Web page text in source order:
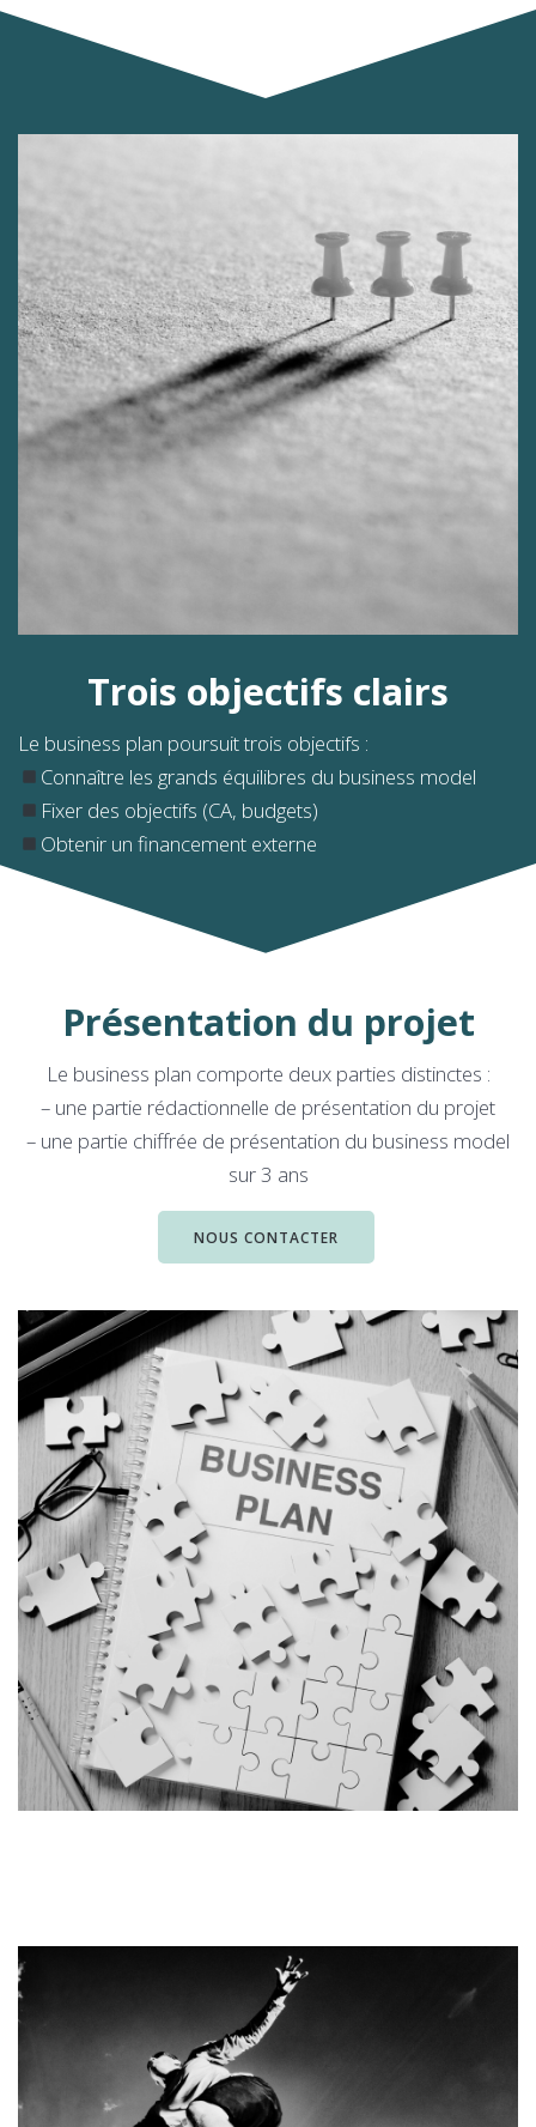
Trois objectifs clairs
Le business plan poursuit trois objectifs :
Connaître les grands équilibres du business model
Fixer des objectifs (CA, budgets)
Obtenir un financement externe
Présentation du projet
Le business plan comporte deux parties distinctes :
– une partie rédactionnelle de présentation du projet
– une partie chiffrée de présentation du business model
sur 3 ans
NOUS CONTACTER